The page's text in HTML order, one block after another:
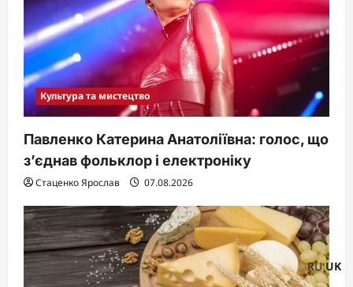
Культура та мистецтво
Павленко Катерина Анатоліївна: голос, що
з’єднав фольклор і електроніку
Стаценко Ярослав 07.08.2026
RU UK